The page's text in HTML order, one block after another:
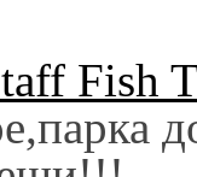
Fish